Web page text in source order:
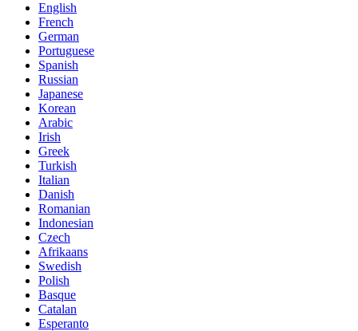
English
French
German
Portuguese
Spanish
Russian
Japanese
Korean
Arabic
Irish
Greek
Turkish
Italian
Danish
Romanian
Indonesian
Czech
Afrikaans
Swedish
Polish
Basque
Catalan
Esperanto